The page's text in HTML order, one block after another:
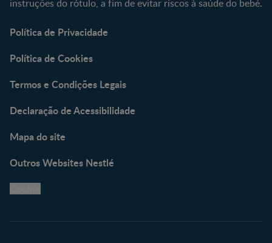
instruções do rótulo, a fim de evitar riscos à saúde do bebé.
Política de Privacidade
Política de Cookies
Termos e Condições Legais
Declaração de Acessibilidade
Mapa do site
Outros Websites Nestlé